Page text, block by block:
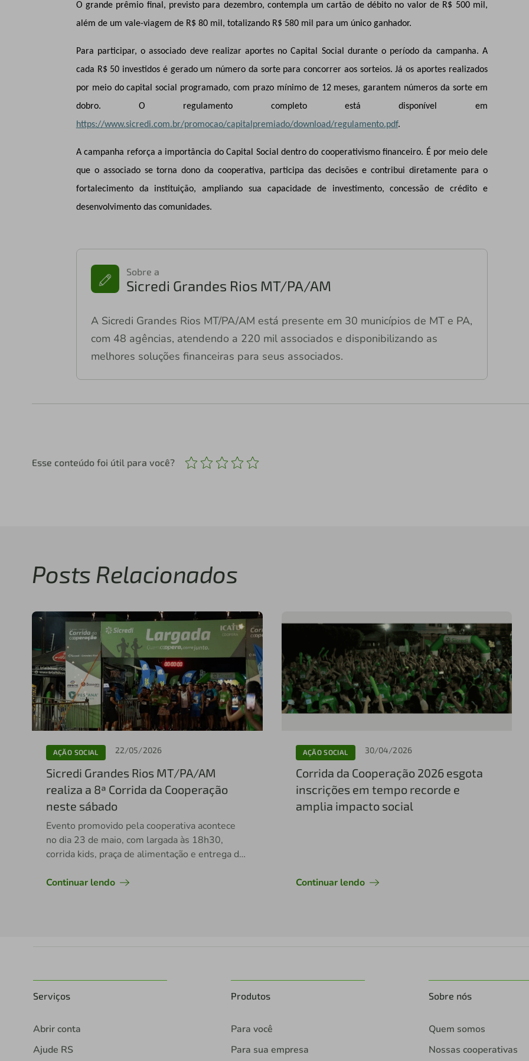
O grande prêmio final, previsto para dezembro, contempla um cartão de débito no valor de R$ 500 mil,
além de um vale-viagem de R$ 80 mil, totalizando R$ 580 mil para um único ganhador.
Para participar, o associado deve realizar aportes no Capital Social durante o período da campanha. A
cada R$ 50 investidos é gerado um número da sorte para concorrer aos sorteios. Já os aportes realizados
por meio do capital social programado, com prazo mínimo de 12 meses, garantem números da sorte em
dobro. O regulamento completo está disponível em
https://www.sicredi.com.br/promocao/capitalpremiado/download/regulamento.pdf.
A campanha reforça a importância do Capital Social dentro do cooperativismo financeiro. É por meio dele
que o associado se torna dono da cooperativa, participa das decisões e contribui diretamente para o
fortalecimento da instituição, ampliando sua capacidade de investimento, concessão de crédito e
desenvolvimento das comunidades.
Sobre a
Sicredi Grandes Rios MT/PA/AM
A Sicredi Grandes Rios MT/PA/AM está presente em 30 municípios de MT e PA,
com 48 agências, atendendo a 220 mil associados e disponibilizando as
melhores soluções financeiras para seus associados.
Esse conteúdo foi útil para você?
Posts Relacionados
AÇÃO SOCIAL 22/05/2026
Sicredi Grandes Rios MT/PA/AM
realiza a 8ª Corrida da Cooperação
neste sábado
Evento promovido pela cooperativa acontece
no dia 23 de maio, com largada às 18h30,
corrida kids, praça de alimentação e entrega de
Continuar lendo
AÇÃO SOCIAL 30/04/2026
Corrida da Cooperação 2026 esgota
inscrições em tempo recorde e
amplia impacto social
Continuar lendo
Serviços
Abrir conta
Ajude RS
Produtos
Para você
Para sua empresa
Sobre nós
Quem somos
Nossas cooperativas